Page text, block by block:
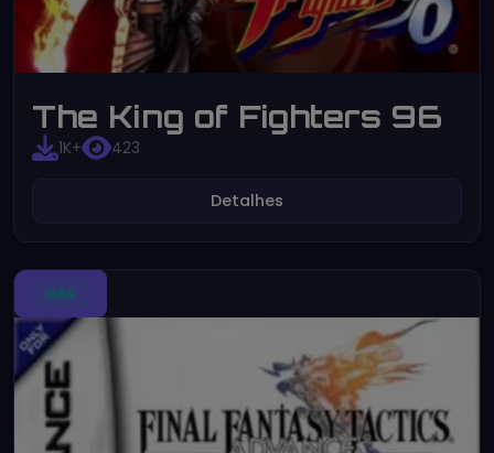
The King of Fighters 96
1K+ 423
Detalhes
GBA